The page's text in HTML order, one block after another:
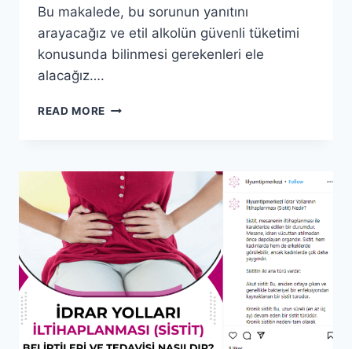
Bu makalede, bu sorunun yanıtını
arayacağız ve etil alkolün güvenli tüketimi
konusunda bilinmesi gerekenleri ele
alacağız….
READ MORE ETIL
GERÇEK
TEHDIT
NEDIR?